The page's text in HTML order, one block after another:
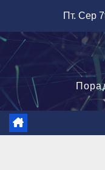
вмісту
Пт. Сер